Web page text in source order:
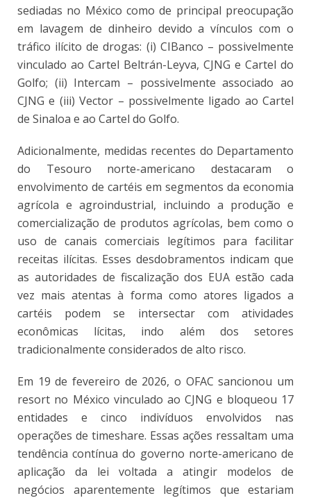
sediadas no México como de principal preocupação
em lavagem de dinheiro devido a vínculos com o
tráfico ilícito de drogas: (i) CIBanco – possivelmente
vinculado ao Cartel Beltrán-Leyva, CJNG e Cartel do
Golfo; (ii) Intercam – possivelmente associado ao
CJNG e (iii) Vector – possivelmente ligado ao Cartel
de Sinaloa e ao Cartel do Golfo.
Adicionalmente, medidas recentes do Departamento
do Tesouro norte-americano destacaram o
envolvimento de cartéis em segmentos da economia
agrícola e agroindustrial, incluindo a produção e
comercialização de produtos agrícolas, bem como o
uso de canais comerciais legítimos para facilitar
receitas ilícitas. Esses desdobramentos indicam que
as autoridades de fiscalização dos EUA estão cada
vez mais atentas à forma como atores ligados a
cartéis podem se intersectar com atividades
econômicas lícitas, indo além dos setores
tradicionalmente considerados de alto risco.
Em 19 de fevereiro de 2026, o OFAC sancionou um
resort no México vinculado ao CJNG e bloqueou 17
entidades e cinco indivíduos envolvidos nas
operações de timeshare. Essas ações ressaltam uma
tendência contínua do governo norte-americano de
aplicação da lei voltada a atingir modelos de
negócios aparentemente legítimos que estariam